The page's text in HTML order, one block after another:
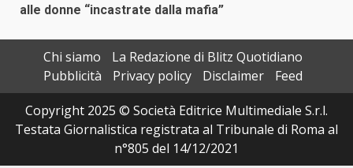
alle donne “incastrate dalla mafia”
Chi siamo
La Redazione di Blitz Quotidiano
Pubblicità
Privacy policy Disclaimer
Feed
Copyright 2025 © Società Editrice Multimediale S.r.l.
Testata Giornalistica registrata al Tribunale di Roma al
n°805 del 14/12/2021